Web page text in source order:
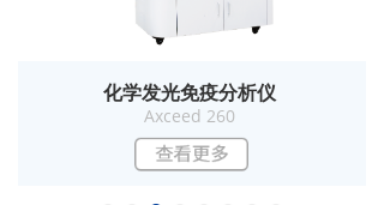
化学发光免疫分析仪
Axceed 260